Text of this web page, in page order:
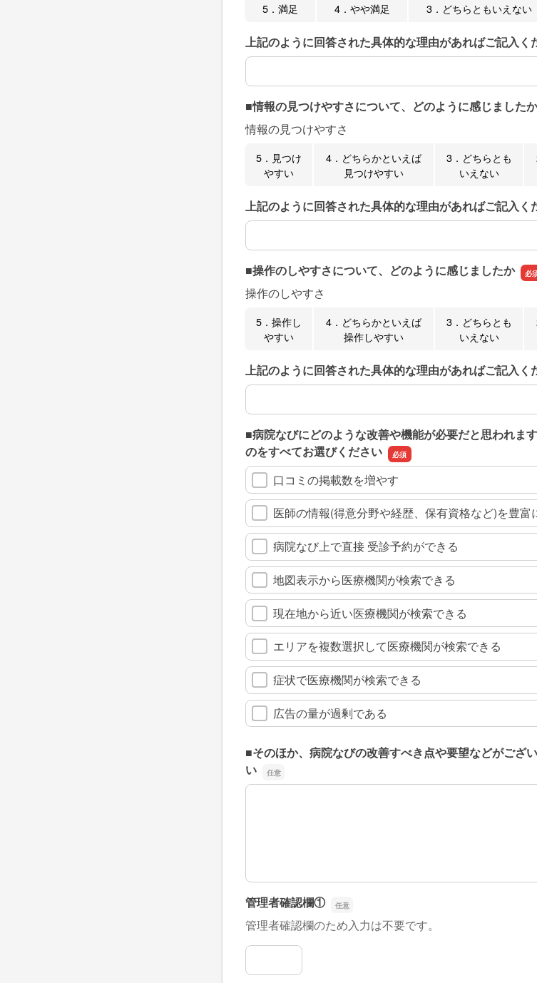
5．満足 4．やや満足 3．どちらともいえない
上記のように回答された具体的な理由があればご記入く
上記のように回答された具体的な理由があればご記入くだ
■情報の見つけやすさについて、どのように感じましたか
情報の見つけやすさ
5．見つけ
やすい
4．どちらかといえば
見つけやすい
3．どちらとも
いえない
上記のように回答された具体的な理由があればご記入く
上記のように回答された具体的な理由があればご記入くだ
■操作のしやすさについて、どのように感じましたか
操作のしやすさ
5．操作し
やすい
4．どちらかといえば
操作しやすい
3．どちらとも
いえない
上記のように回答された具体的な理由があればご記入く
上記のように回答された具体的な理由があればご記入くだ
■病院なびにどのような改善や機能が必要だと思われま
のをすべてお選びください
口コミの掲載数を増やす
医師の情報(得意分野や経歴、保有資格など)を豊富
病院なび上で直接 受診予約ができる
地図表示から医療機関が検索できる
現在地から近い医療機関が検索できる
エリアを複数選択して医療機関が検索できる
症状で医療機関が検索できる
広告の量が過剰である
■そのほか、病院なびの改善すべき点や要望などがござ
い
■そのほか、病院なびの改善すべき点や要望などがござ
管理者確認欄①
管理者確認欄のため入力は不要です。
管理者確認欄①